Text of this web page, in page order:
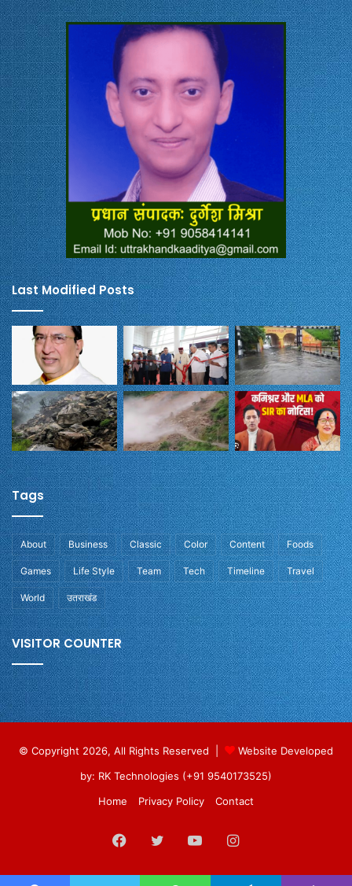
Last Modified Posts
Tags
About Business Classic Color Content Foods
Games Life Style Team Tech Timeline Travel
World उतराखंड
VISITOR COUNTER
© Copyright 2026, All Rights Reserved |
Website Developed
by: RK Technologies (+91 9540173525)
Home
Privacy Policy Contact
Facebook
TwitterYouTubeInstagram